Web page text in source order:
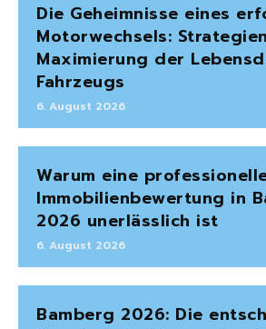
Die Geheimnisse eines
Motorwechsels:
Maximierung der
Fahrzeugs
6. August 2026
Warum eine
Immobilienbewertung in
2026 unerlässlich ist
6. August 2026
Bamberg 2026: Die